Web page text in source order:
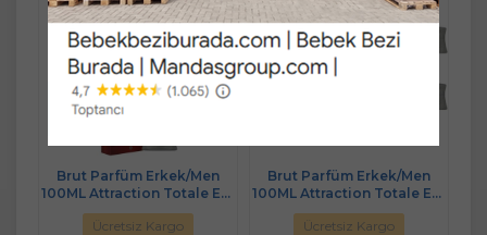
Brut Parfüm Erkek/Men
100ML Attraction Totale Edt
(Kırmızı) (5 Li Set)
Ücretsiz Kargo
Brut Parfüm Erkek/Men
100ML Attraction Totale Edt
(Kırmızı) (6 Lı Set)
Ücretsiz Kargo